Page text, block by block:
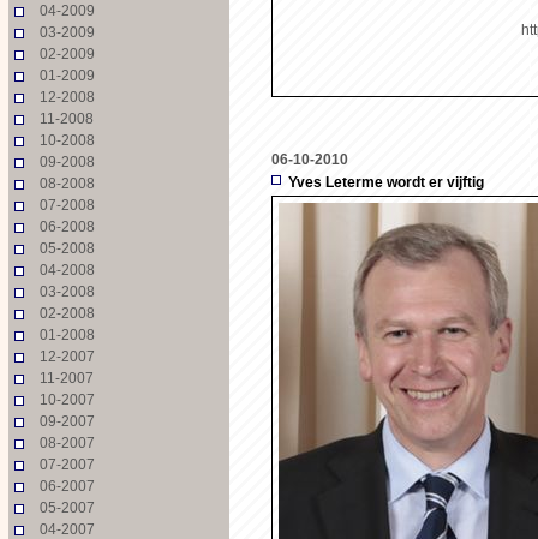
04-2009
03-2009
02-2009
01-2009
12-2008
11-2008
10-2008
09-2008
08-2008
07-2008
06-2008
05-2008
04-2008
03-2008
02-2008
01-2008
12-2007
11-2007
10-2007
09-2007
08-2007
07-2007
06-2007
05-2007
04-2007
06-10-2010
Yves Leterme wordt er vijftig